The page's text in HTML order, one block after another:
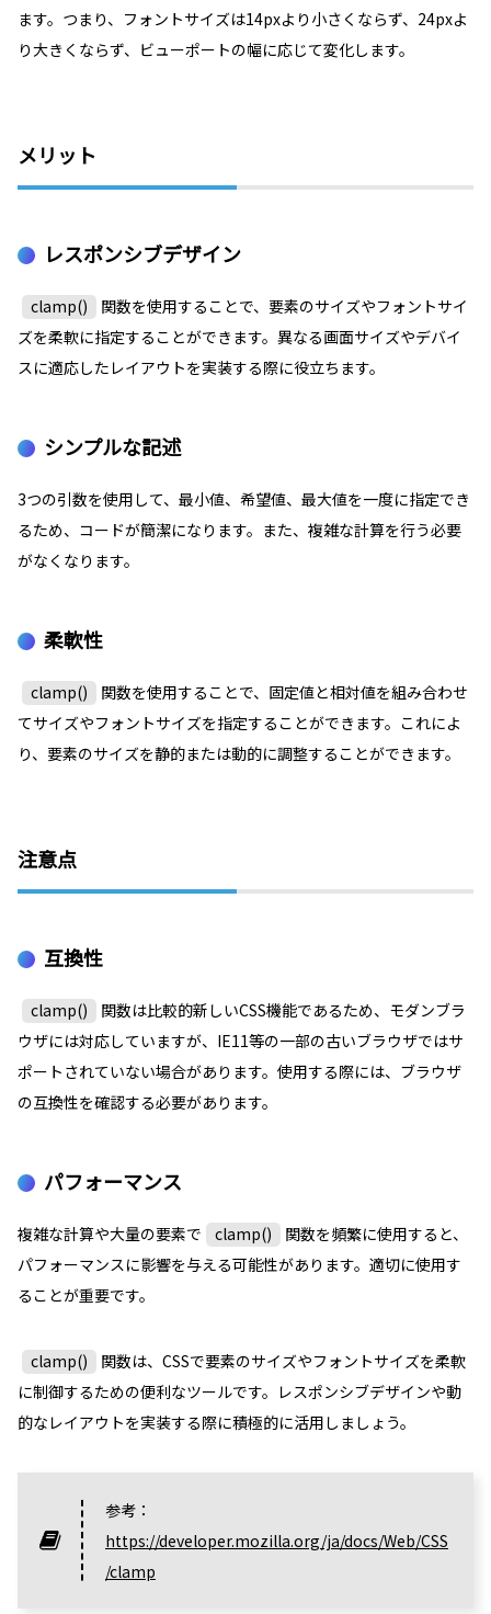
ます。つまり、フォントサイズは14pxより小さくならず、24pxよ
り大きくならず、ビューポートの幅に応じて変化します。
メリット
レスポンシブデザイン
clamp()
関数を使用することで、要素のサイズやフォントサイ
ズを柔軟に指定することができます。異なる画面サイズやデバイ
スに適応したレイアウトを実装する際に役立ちます。
シンプルな記述
3つの引数を使用して、最小値、希望値、最大値を一度に指定でき
るため、コードが簡潔になります。また、複雑な計算を行う必要
がなくなります。
柔軟性
clamp()
関数を使用することで、固定値と相対値を組み合わせ
てサイズやフォントサイズを指定することができます。これによ
り、要素のサイズを静的または動的に調整することができます。
注意点
互換性
clamp()
関数は比較的新しいCSS機能であるため、モダンブラ
ウザには対応していますが、IE11等の一部の古いブラウザではサ
ポートされていない場合があります。使用する際には、ブラウザ
の互換性を確認する必要があります。
パフォーマンス
複雑な計算や大量の要素で clamp()
関数を頻繁に使用すると、
パフォーマンスに影響を与える可能性があります。適切に使用す
ることが重要です。
clamp()
関数は、CSSで要素のサイズやフォントサイズを柔軟
に制御するための便利なツールです。レスポンシブデザインや動
的なレイアウトを実装する際に積極的に活用しましょう。
参考：
https://developer.mozilla.org/ja/docs/Web/CSS
/clamp